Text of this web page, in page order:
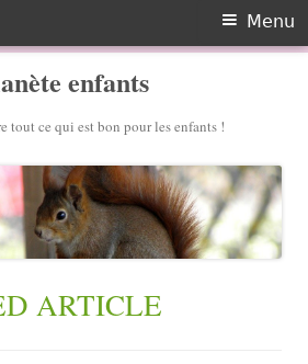
enfants
tout ce qui est bon pour les enfants !
Menu
:
ARTICLE